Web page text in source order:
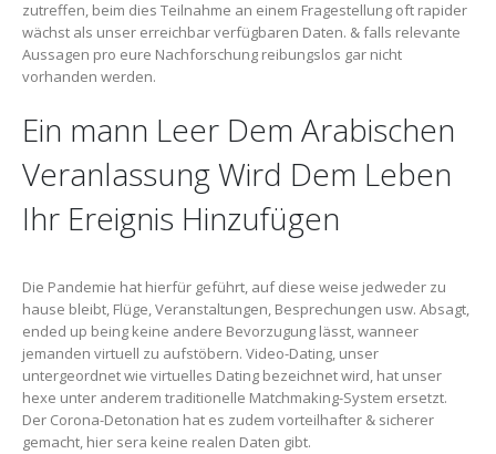
zutreffen, beim dies Teilnahme an einem Fragestellung oft rapider
wächst als unser erreichbar verfügbaren Daten. & falls relevante
Aussagen pro eure Nachforschung reibungslos gar nicht
vorhanden werden.
Ein mann Leer Dem Arabischen
Veranlassung Wird Dem Leben
Ihr Ereignis Hinzufügen
Die Pandemie hat hierfür geführt, auf diese weise jedweder zu
hause bleibt, Flüge, Veranstaltungen, Besprechungen usw. Absagt,
ended up being keine andere Bevorzugung lässt, wanneer
jemanden virtuell zu aufstöbern. Video-Dating, unser
untergeordnet wie virtuelles Dating bezeichnet wird, hat unser
hexe unter anderem traditionelle Matchmaking-System ersetzt.
Der Corona-Detonation hat es zudem vorteilhafter & sicherer
gemacht, hier sera keine realen Daten gibt.